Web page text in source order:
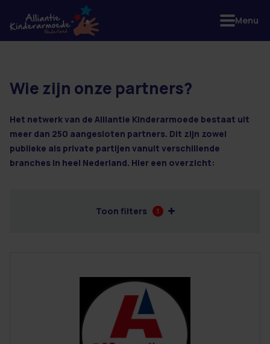
42 resultaten
Wie zijn onze partners?
Het netwerk van de Alliantie Kinderarmoede bestaat uit
meer dan 250 aangesloten partners. Dit zijn zowel
publieke als private partijen vanuit verschillende
branches in heel Nederland. Hier een overzicht:
Toon filters 3
Menu